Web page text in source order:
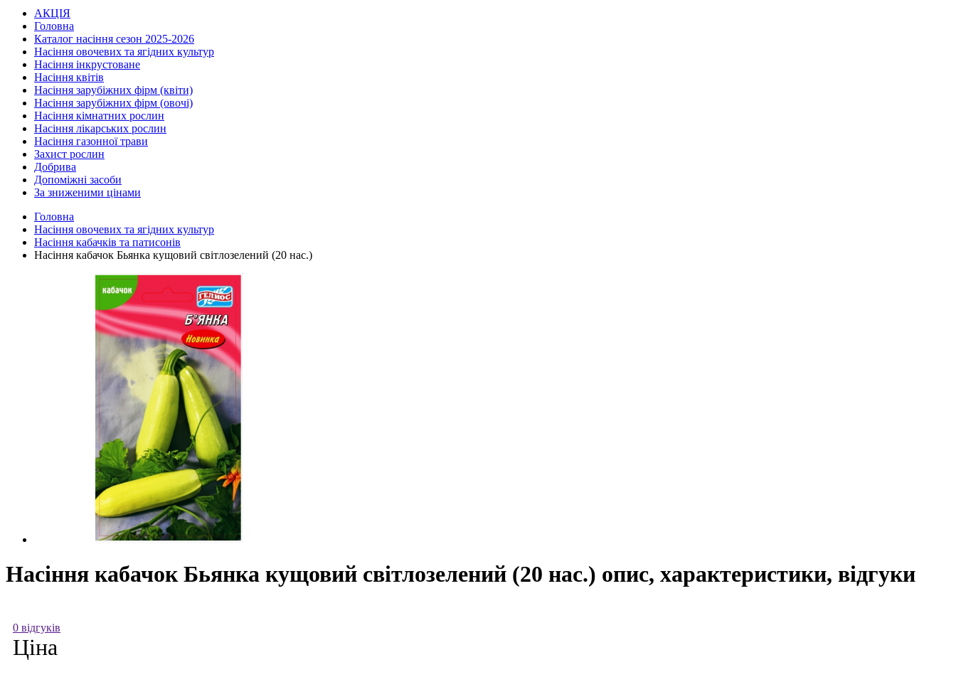
АКЦІЯ
Головна
Каталог насіння сезон 2025-2026
Насіння овочевих та ягідних культур
Насіння інкрустоване
Насіння квітів
Насіння зарубіжних фірм (квіти)
Насіння зарубіжних фірм (овочі)
Насіння кімнатних рослин
Насіння лікарських рослин
Насіння газонної трави
Захист рослин
Добрива
Допоміжні засоби
За зниженими цінами
Головна
Насіння овочевих та ягідних культур
Насіння кабачків та патисонів
Насіння кабачок Бьянка кущовий світлозелений (20 нас.)
Насіння кабачок Бьянка кущовий світлозелений (20 нас.) опис, характеристики, відгуки
0 відгуків
Ціна